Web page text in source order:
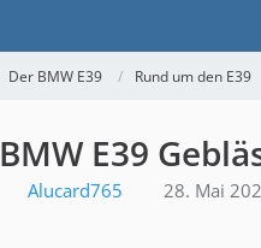
Der BMW E39 Rund um den E39
BMW E39
Alucard765 28. Mai